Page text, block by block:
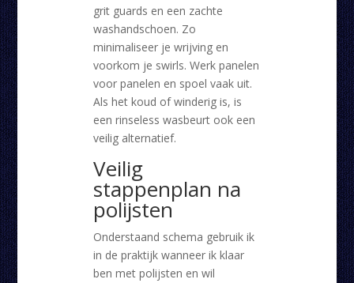
grit guards en een zachte
washandschoen. Zo
minimaliseer je wrijving en
voorkom je swirls. Werk panelen
voor panelen en spoel vaak uit.
Als het koud of winderig is, is
een rinseless wasbeurt ook een
veilig alternatief.
Veilig
stappenplan na
polijsten
Onderstaand schema gebruik ik
in de praktijk wanneer ik klaar
ben met polijsten en wil